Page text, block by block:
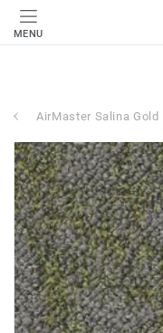
MENU
AirMaster Salina Gold